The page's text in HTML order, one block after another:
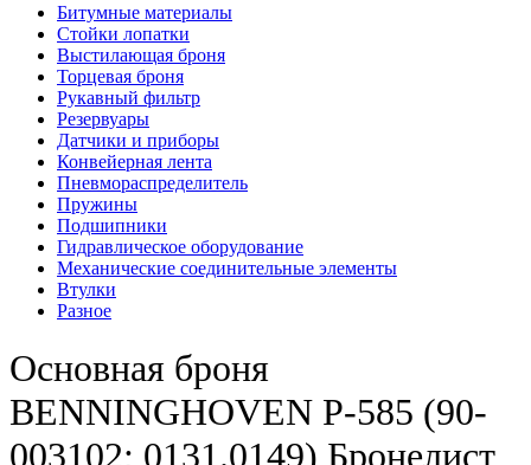
Битумные материалы
Стойки лопатки
Выстилающая броня
Торцевая броня
Рукавный фильтр
Резервуары
Датчики и приборы
Конвейерная лента
Пневмораспределитель
Пружины
Подшипники
Гидравлическое оборудование
Механические соединительные элементы
Втулки
Разное
Основная броня
BENNINGHOVEN Р-585 (90-
003102; 0131.0149) Бронелист